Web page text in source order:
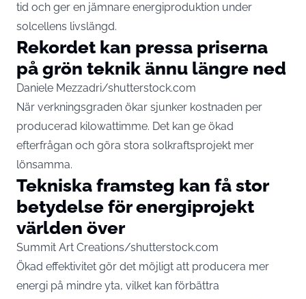
tid och ger en jämnare energiproduktion under
solcellens livslängd.
Rekordet kan pressa priserna
på grön teknik ännu längre ned
Daniele Mezzadri/shutterstock.com
När verkningsgraden ökar sjunker kostnaden per
producerad kilowattimme. Det kan ge ökad
efterfrågan och göra stora solkraftsprojekt mer
lönsamma.
Tekniska framsteg kan få stor
betydelse för energiprojekt
världen över
Summit Art Creations/shutterstock.com
Ökad effektivitet gör det möjligt att producera mer
energi på mindre yta, vilket kan förbättra